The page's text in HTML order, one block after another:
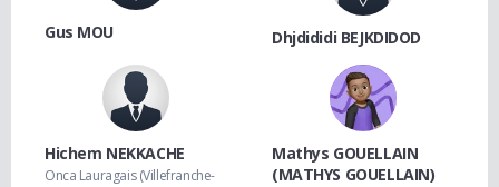
Gus MOU Dhjdididi BEJKDIDOD
Hichem NEKKACHE
Onca Lauragais (Villefranche-
Mathys GOUELLAIN
(MATHYS GOUELLAIN)